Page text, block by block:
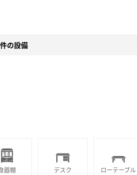
の設備
器棚 デスク ローテーブル